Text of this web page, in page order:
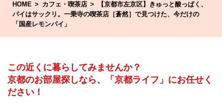
HOME カフェ・喫茶店
【京都市左京区】きゅっと酸っぱく、
パイはサックリ。一乗寺の喫茶店［蒼然］で見つけた、今だけの
「国産レモンパイ」
この近くに暮らしてみませんか？
京都のお部屋探しなら、「京都ライフ」にお任せく
ださい！